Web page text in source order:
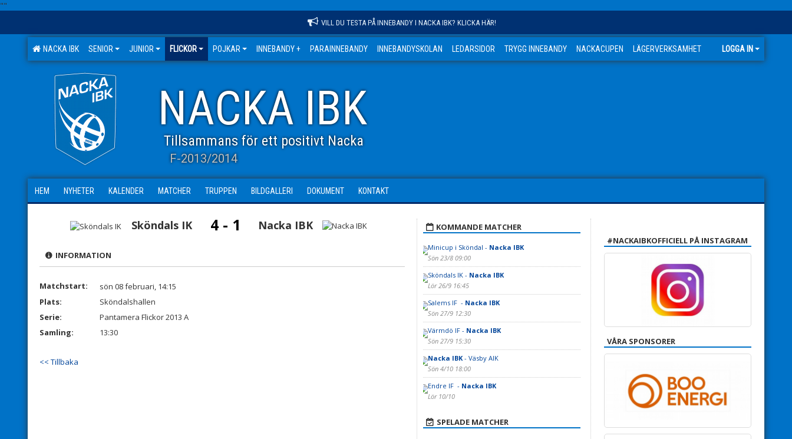
""
VILL DU TESTA PÅ INNEBANDY I NACKA IBK? KLICKA HÄR!
NACKA IBK SENIOR JUNIOR FLICKOR POJKAR INNEBANDY + PARAINNEBANDY INNEBANDYSKOLAN LEDARSIDOR TRYGG INNEBANDY NACKACUPEN LÄGERVERKSAMHET LOGGA IN
NACKA IBK
Tillsammans för ett positivt Nacka
F-2013/2014
HEM NYHETER KALENDER MATCHER TRUPPEN BILDGALLERI DOKUMENT KONTAKT
Sköndals IK 4 - 1 Nacka IBK
INFORMATION
Matchstart:
sön 08 februari, 14:15
Plats:
Sköndalshallen
Serie:
Pantamera Flickor 2013 A
Samling:
13:30
<< Tillbaka
KOMMANDE MATCHER
Minicup i Sköndal - Nacka IBK
Sön 23/8 09:00
Sköndals IK - Nacka IBK
Lör 26/9 16:45
Salems IF - Nacka IBK
Sön 27/9 12:30
Värmdö IF - Nacka IBK
Sön 27/9 15:30
Nacka IBK- Väsby AIK
Sön 4/10 18:00
Endre IF - Nacka IBK
Lör 10/10
SPELADE MATCHER
#NACKAIBKOFFICIELL PÅ INSTAGRAM
VÅRA SPONSORER